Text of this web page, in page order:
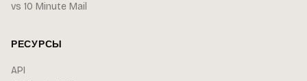
vs 10 Minute Mail
РЕСУРСЫ
API